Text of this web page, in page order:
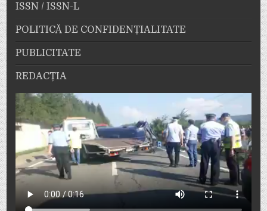
ISSN / ISSN-L
POLITICĂ DE CONFIDENȚIALITATE
PUBLICITATE
REDACȚIA